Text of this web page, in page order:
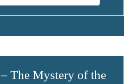
The Mystery of the